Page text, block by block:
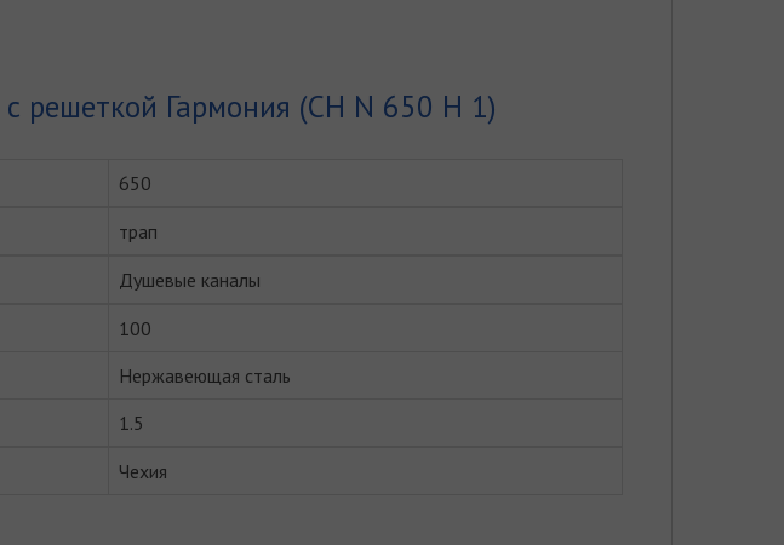
решеткой Гармония (CH N 650 H 1)
650
трап
Душевые каналы
100
Нержавеющая сталь
1.5
Чехия